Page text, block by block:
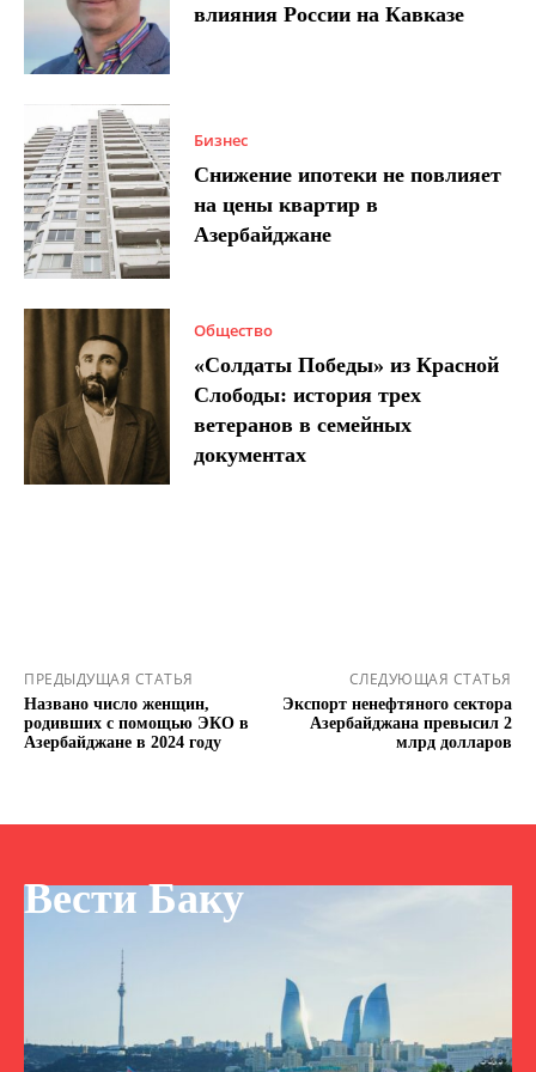
влияния России на Кавказе
Бизнес
Снижение ипотеки не повлияет
на цены квартир в
Азербайджане
Общество
«Солдаты Победы» из Красной
Слободы: история трех
ветеранов в семейных
документах
ПРЕДЫДУЩАЯ СТАТЬЯ
Названо число женщин,
родивших с помощью ЭКО в
Азербайджане в 2024 году
СЛЕДУЮЩАЯ СТАТЬЯ
Экспорт ненефтяного сектора
Азербайджана превысил 2
млрд долларов
Вести Баку